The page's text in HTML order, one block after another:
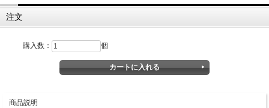
注文
購入数： 個
商品説明